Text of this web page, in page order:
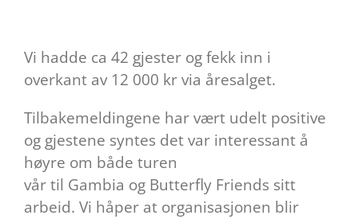
Vi hadde ca 42 gjester og fekk inn i
overkant av 12 000 kr via åresalget.
Tilbakemeldingene har vært udelt positive
og gjestene syntes det var interessant å
høyre om både turen
vår til Gambia og Butterfly Friends sitt
arbeid. Vi håper at organisasjonen blir